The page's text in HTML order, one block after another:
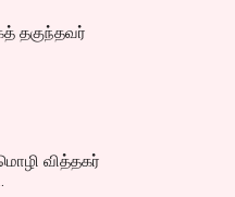
தகுந்தவர்
வித்தகர்